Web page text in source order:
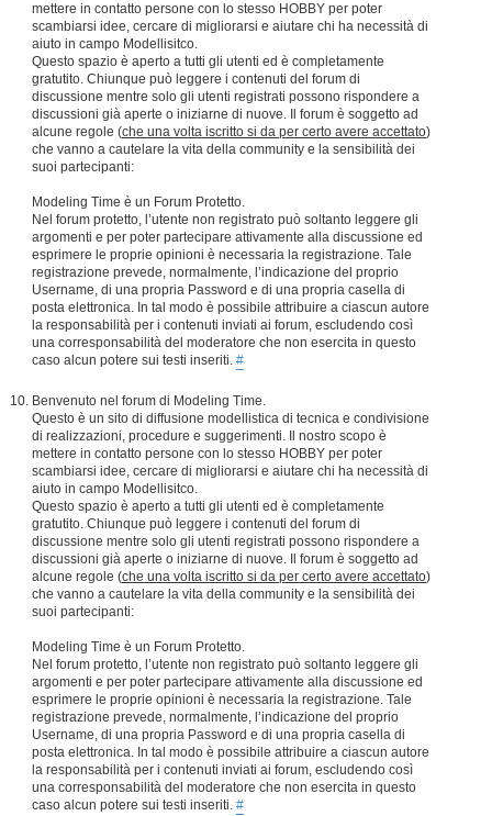
mettere in contatto persone con lo stesso HOBBY per poter
scambiarsi idee, cercare di migliorarsi e aiutare chi ha necessità di
aiuto in campo Modellisitco.
Questo spazio è aperto a tutti gli utenti ed è completamente
gratutito. Chiunque può leggere i contenuti del forum di
discussione mentre solo gli utenti registrati possono rispondere a
discussioni già aperte o iniziarne di nuove. Il forum è soggetto ad
alcune regole (che una volta iscritto si da per certo avere accettato)
che vanno a cautelare la vita della community e la sensibilità dei
suoi partecipanti:
Modeling Time è un Forum Protetto.
Nel forum protetto, l’utente non registrato può soltanto leggere gli
argomenti e per poter partecipare attivamente alla discussione ed
esprimere le proprie opinioni è necessaria la registrazione. Tale
registrazione prevede, normalmente, l’indicazione del proprio
Username, di una propria Password e di una propria casella di
posta elettronica. In tal modo è possibile attribuire a ciascun autore
la responsabilità per i contenuti inviati ai forum, escludendo così
una corresponsabilità del moderatore che non esercita in questo
caso alcun potere sui testi inseriti. #
Benvenuto nel forum di Modeling Time.
Questo è un sito di diffusione modellistica di tecnica e condivisione
di realizzazioni, procedure e suggerimenti. Il nostro scopo è
mettere in contatto persone con lo stesso HOBBY per poter
scambiarsi idee, cercare di migliorarsi e aiutare chi ha necessità di
aiuto in campo Modellisitco.
Questo spazio è aperto a tutti gli utenti ed è completamente
gratutito. Chiunque può leggere i contenuti del forum di
discussione mentre solo gli utenti registrati possono rispondere a
discussioni già aperte o iniziarne di nuove. Il forum è soggetto ad
alcune regole (che una volta iscritto si da per certo avere accettato)
che vanno a cautelare la vita della community e la sensibilità dei
suoi partecipanti:
Modeling Time è un Forum Protetto.
Nel forum protetto, l’utente non registrato può soltanto leggere gli
argomenti e per poter partecipare attivamente alla discussione ed
esprimere le proprie opinioni è necessaria la registrazione. Tale
registrazione prevede, normalmente, l’indicazione del proprio
Username, di una propria Password e di una propria casella di
posta elettronica. In tal modo è possibile attribuire a ciascun autore
la responsabilità per i contenuti inviati ai forum, escludendo così
una corresponsabilità del moderatore che non esercita in questo
caso alcun potere sui testi inseriti. #